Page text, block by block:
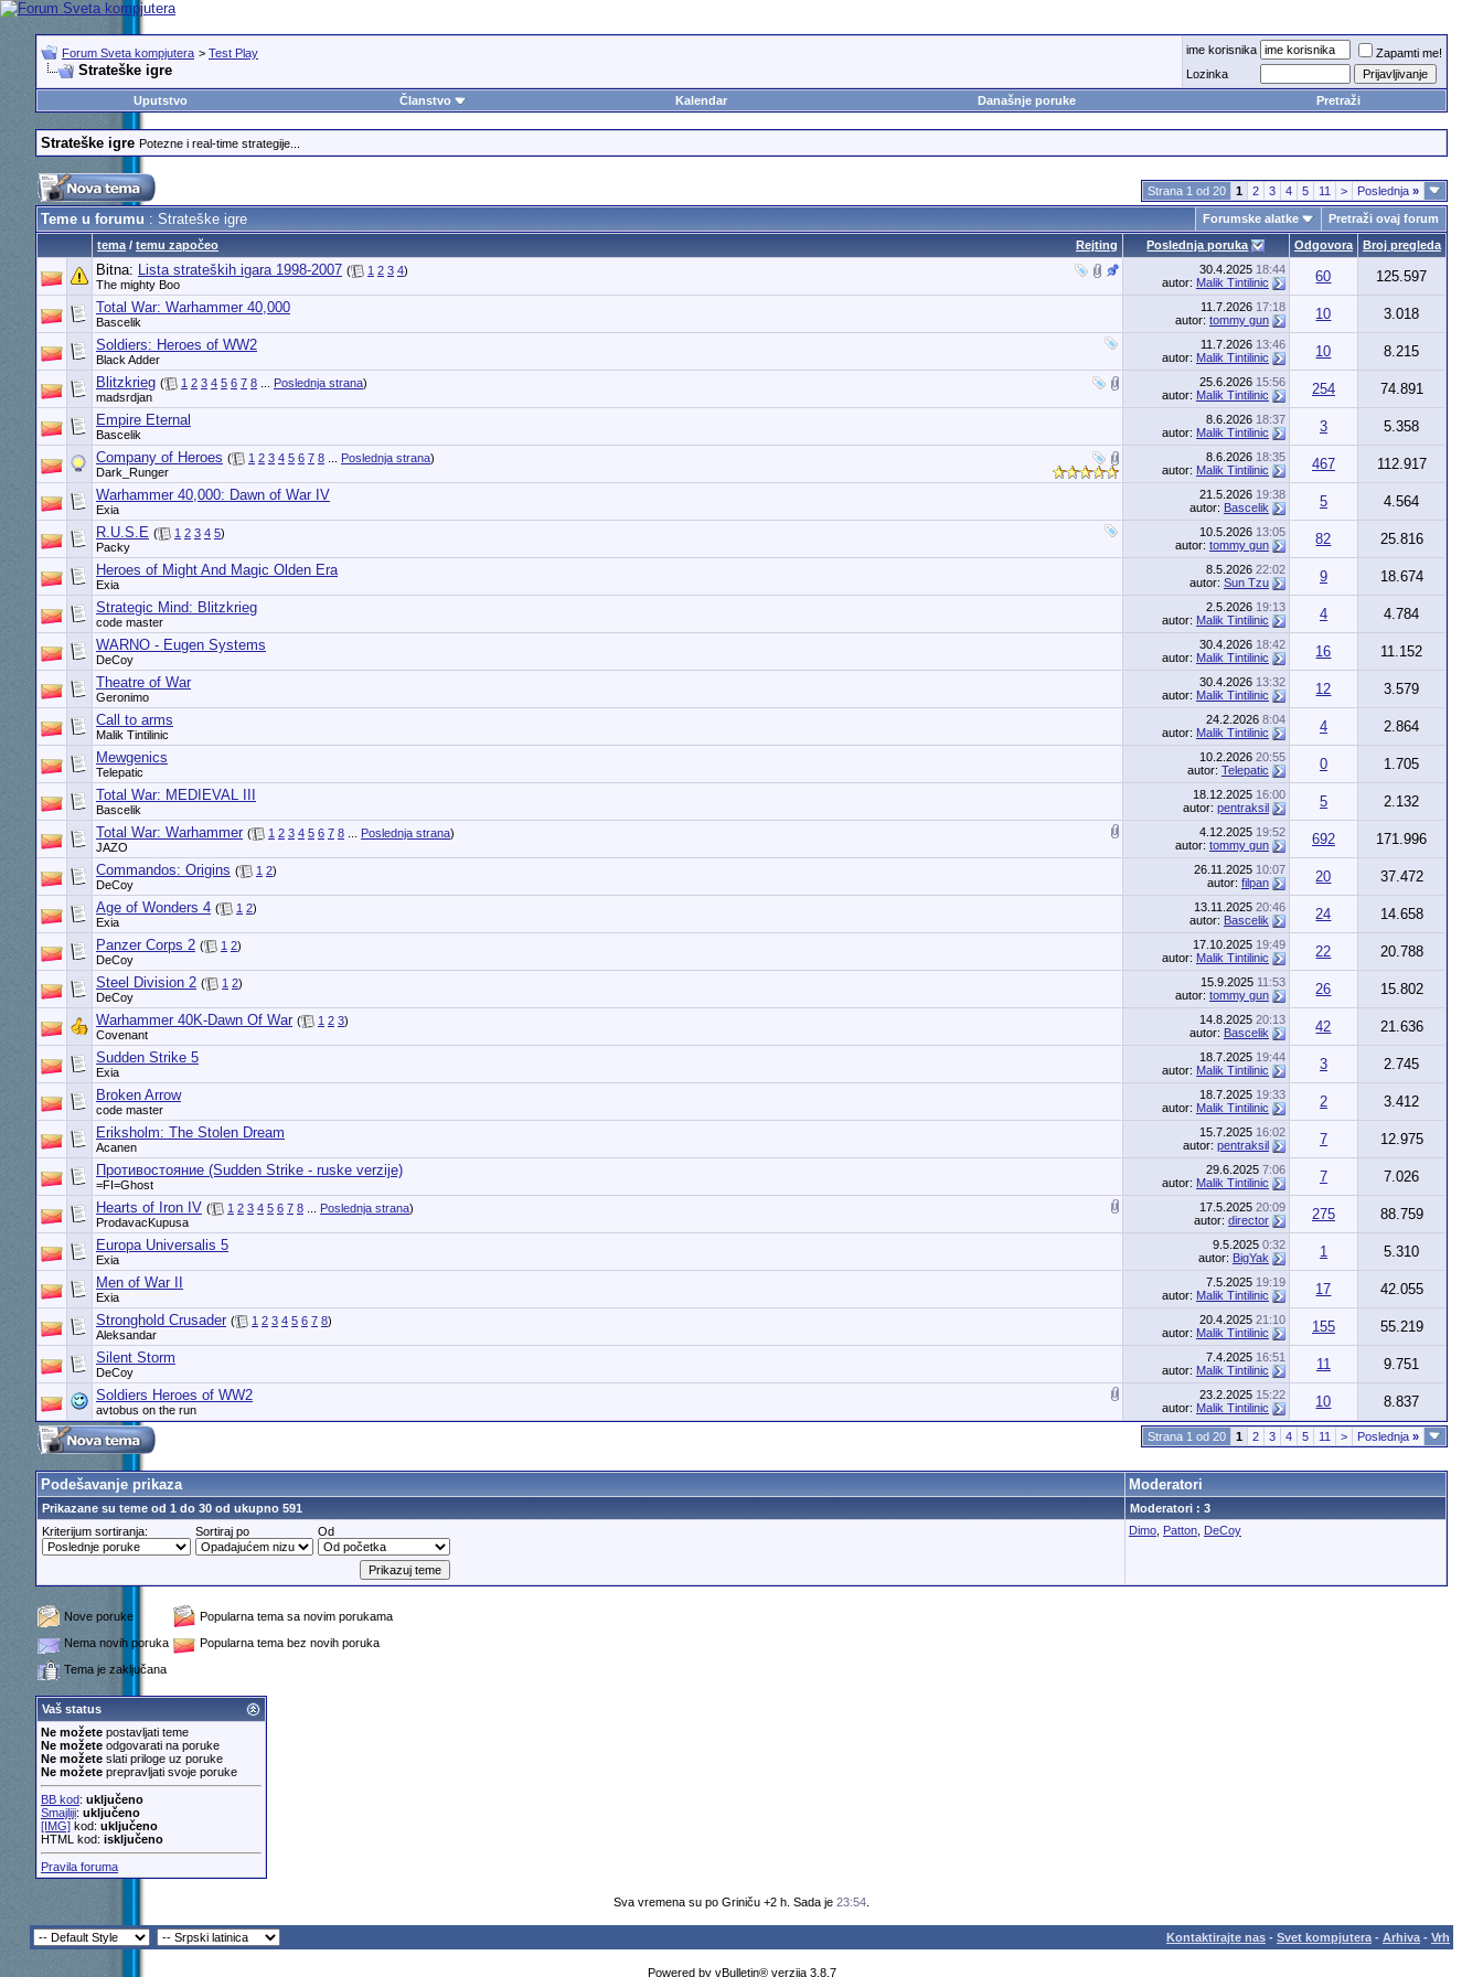
Forum Sveta kompjutera > Test Play
Strateške igre
ime korisnika
Zapamti me!
Lozinka
Uputstvo
Članstvo Kalendar Današnje poruke Pretraži
Strateške igre Potezne i real-time strategije...
Strana 1 od 20 1 2 3 4 5 11 > Poslednja »
Teme u forumu: Strateške igre Forumske alatke
Pretraži ovaj forum
Rejting
tema/ temu započeo Poslednja poruka Odgovora Broj pregleda
Bitna: Lista strateških igara 1998-2007 ( 1 2 3 4)
The mighty Boo
30.4.2025 18:44
autor: Malik Tintilinic 60
125.597
Total War: Warhammer 40,000
Bascelik
11.7.2026 17:18
autor: tommy gun 10
3.018
Soldiers: Heroes of WW2
Black Adder
11.7.2026 13:46
autor: Malik Tintilinic 10
8.215
Blitzkrieg ( 1 2 3 4 5 6 7 8... Poslednja strana)
madsrdjan
25.6.2026 15:56
autor: Malik Tintilinic 254
74.891
Empire Eternal
Bascelik
8.6.2026 18:37
autor: Malik Tintilinic 3
5.358
Company of Heroes ( 1 2 3 4 5 6 7 8... Poslednja strana)
Dark_Runger
8.6.2026 18:35
autor: Malik Tintilinic 467
112.917
Warhammer 40,000: Dawn of War IV
Exia
21.5.2026 19:38
autor: Bascelik 5
4.564
R.U.S.E ( 1 2 3 4 5)
Packy
10.5.2026 13:05
autor: tommy gun 82
25.816
Heroes of Might And Magic Olden Era
Exia
8.5.2026 22:02
autor: Sun Tzu 9
18.674
Strategic Mind: Blitzkrieg
code master
2.5.2026 19:13
autor: Malik Tintilinic 4
4.784
WARNO - Eugen Systems
DeCoy
30.4.2026 18:42
autor: Malik Tintilinic 16
11.152
Theatre of War
Geronimo
30.4.2026 13:32
autor: Malik Tintilinic 12
3.579
Call to arms
Malik Tintilinic
24.2.2026 8:04
autor: Malik Tintilinic 4
2.864
Mewgenics
Telepatic
10.2.2026 20:55
autor: Telepatic 0
1.705
Total War: MEDIEVAL III
Bascelik
18.12.2025 16:00
autor: pentraksil 5
2.132
Total War: Warhammer ( 1 2 3 4 5 6 7 8... Poslednja strana)
JAZO
4.12.2025 19:52
autor: tommy gun 692
171.996
Commandos: Origins ( 1 2)
DeCoy
26.11.2025 10:07
autor: filpan 20
37.472
Age of Wonders 4 ( 1 2)
Exia
13.11.2025 20:46
autor: Bascelik 24
14.658
Panzer Corps 2 ( 1 2)
DeCoy
17.10.2025 19:49
autor: Malik Tintilinic 22
20.788
Steel Division 2 ( 1 2)
DeCoy
15.9.2025 11:53
autor: tommy gun 26
15.802
Warhammer 40K-Dawn Of War ( 1 2 3)
Covenant
14.8.2025 20:13
autor: Bascelik 42
21.636
Sudden Strike 5
Exia
18.7.2025 19:44
autor: Malik Tintilinic 3
2.745
Broken Arrow
code master
18.7.2025 19:33
autor: Malik Tintilinic 2
3.412
Eriksholm: The Stolen Dream
Acanen
15.7.2025 16:02
autor: pentraksil 7
12.975
Противостояние (Sudden Strike - ruske verzije)
=FI=Ghost
29.6.2025 7:06
autor: Malik Tintilinic 7
7.026
Hearts of Iron IV ( 1 2 3 4 5 6 7 8... Poslednja strana)
ProdavacKupusa
17.5.2025 20:09
autor: director 275
88.759
Europa Universalis 5
Exia
9.5.2025 0:32
autor: BigYak 1
5.310
Men of War II
Exia
7.5.2025 19:19
autor: Malik Tintilinic 17
42.055
Stronghold Crusader ( 1 2 3 4 5 6 7 8)
Aleksandar
20.4.2025 21:10
autor: Malik Tintilinic 155
55.219
Silent Storm
DeCoy
7.4.2025 16:51
autor: Malik Tintilinic 11
9.751
Soldiers Heroes of WW2
avtobus on the run
23.2.2025 15:22
autor: Malik Tintilinic 10 8.837
Strana 1 od 20 1 2 3 4 5 11 > Poslednja »
Podešavanje prikaza Moderatori
Prikazane su teme od 1 do 30 od ukupno 591
Moderatori : 3
Kriterijum sortiranja:
Sortiraj po Od Dimo, Patton, DeCoy
Nove poruke
Popularna tema sa novim porukama
Nema novih poruka
Popularna tema bez novih poruka
Tema je zaključana
Vaš status
Ne možetepostavljati teme
Ne možeteodgovarati na poruke
Ne možeteslati priloge uz poruke
Ne možeteprepravljati svoje poruke
BB kod: uključeno
Smajliji: uključeno
[IMG]kod: uključeno
HTML kod: isključeno
Pravila foruma
Sva vremena su po Griniču +2 h. Sada je 23:54.
Kontaktirajte nas - Svet kompjutera - Arhiva - Vrh
Powered by vBulletin® verzija 3.8.7